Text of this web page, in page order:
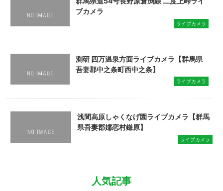
ブカメラ
ライブカメラ
測研 四万温泉方面ライブカメラ【群馬県
吾妻郡中之条町西中之条】
ライブカメラ
浅間高原しゃくなげ園ライブカメラ【群馬
県吾妻郡嬬恋村鎌原】
ライブカメラ
人気記事